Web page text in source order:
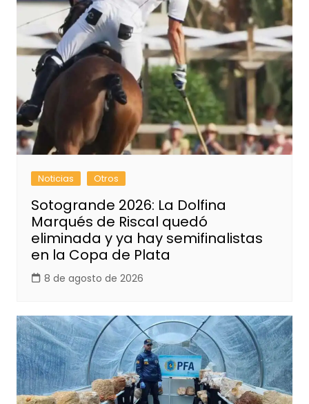
Noticias Otros
Sotogrande 2026: La Dolfina
Marqués de Riscal quedó
eliminada y ya hay semifinalistas
en la Copa de Plata
8 de agosto de 2026